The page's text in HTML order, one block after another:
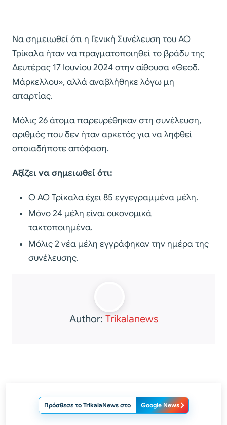
Να σημειωθεί ότι η Γενική Συνέλευση του ΑΟ
Τρίκαλα ήταν να πραγματοποιηθεί το βράδυ της
Δευτέρας 17 Ιουνίου 2024 στην αίθουσα «Θεοδ.
Μάρκελλου», αλλά αναβλήθηκε λόγω μη
απαρτίας.
Μόλις 26 άτομα παρευρέθηκαν στη συνέλευση,
αριθμός που δεν ήταν αρκετός για να ληφθεί
οποιαδήποτε απόφαση.
Αξίζει να σημειωθεί ότι:
Ο ΑΟ Τρίκαλα έχει 85 εγγεγραμμένα μέλη.
Μόνο 24 μέλη είναι οικονομικά
τακτοποιημένα.
Μόλις 2 νέα μέλη εγγράφηκαν την ημέρα της
συνέλευσης.
Author: Trikalanews
Πρόσθεσε το TrikalaNews στο Google News